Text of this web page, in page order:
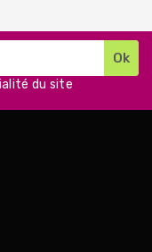
du site